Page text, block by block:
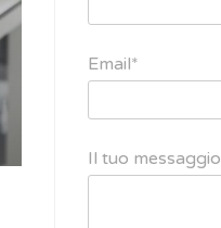
Email*
Il tuo messaggio